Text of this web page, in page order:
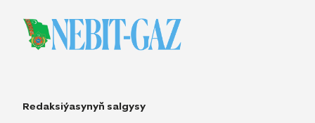
Redaksiýasynyň salgysy